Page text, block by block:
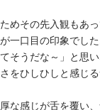
めその先入観もあ
一口目の印象でし
そうだな～」と思
をひしひしと感じ
な感じが舌を覆い